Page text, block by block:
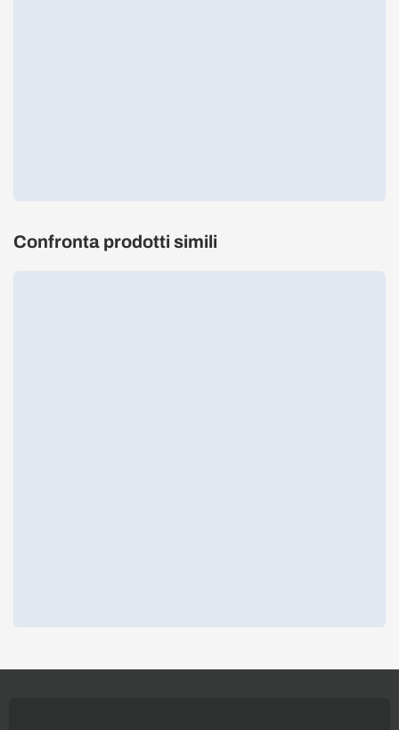
Confronta prodotti simili